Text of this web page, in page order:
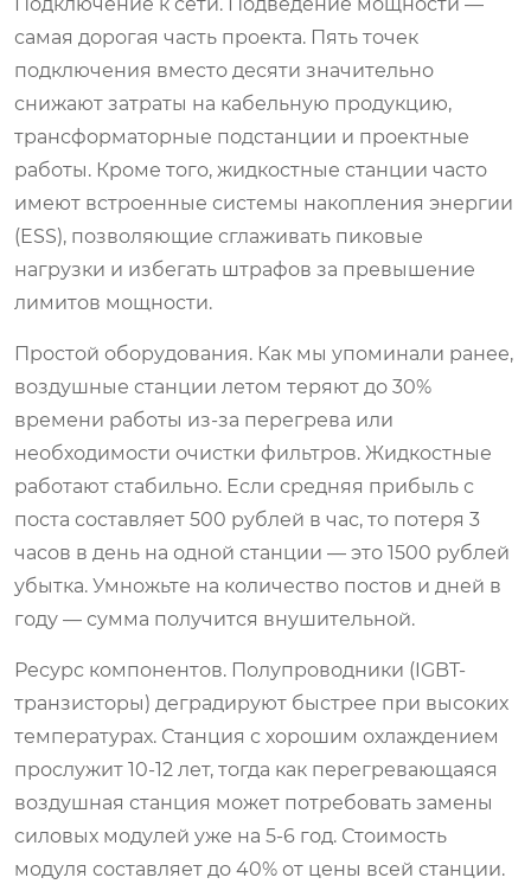
самая дорогая часть проекта. Пять точек
подключения вместо десяти значительно
снижают затраты на кабельную продукцию,
трансформаторные подстанции и проектные
работы. Кроме того, жидкостные станции часто
имеют встроенные системы накопления энергии
(ESS), позволяющие сглаживать пиковые
нагрузки и избегать штрафов за превышение
лимитов мощности.
Простой оборудования. Как мы упоминали ранее,
воздушные станции летом теряют до 30%
времени работы из-за перегрева или
необходимости очистки фильтров. Жидкостные
работают стабильно. Если средняя прибыль с
поста составляет 500 рублей в час, то потеря 3
часов в день на одной станции — это 1500 рублей
убытка. Умножьте на количество постов и дней в
году — сумма получится внушительной.
Ресурс компонентов. Полупроводники (IGBT-
транзисторы) деградируют быстрее при высоких
температурах. Станция с хорошим охлаждением
прослужит 10-12 лет, тогда как перегревающаяся
воздушная станция может потребовать замены
силовых модулей уже на 5-6 год. Стоимость
модуля составляет до 40% от цены всей станции.